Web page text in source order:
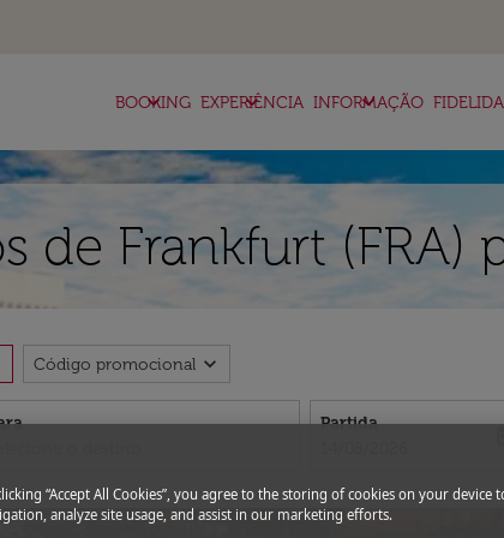
BOOKING
keyboard_arrow_down EXPERIÊNCIA
keyboard_arrow_down INFORMAÇÃO
keyboard_arrow_down
de Frankfurt (FRA)
Código promocional expand_more
Partida
“Accept All Cookies”, you agree to the storing of cookies on your device
analyze site usage, and assist in our marketing efforts.